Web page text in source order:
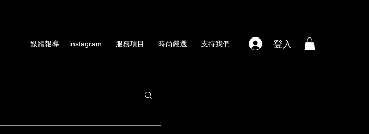
媒體報導 instagram 服務項目 時尚嚴選 支持我們 登入